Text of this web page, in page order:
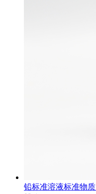
铅标准溶液标准物质